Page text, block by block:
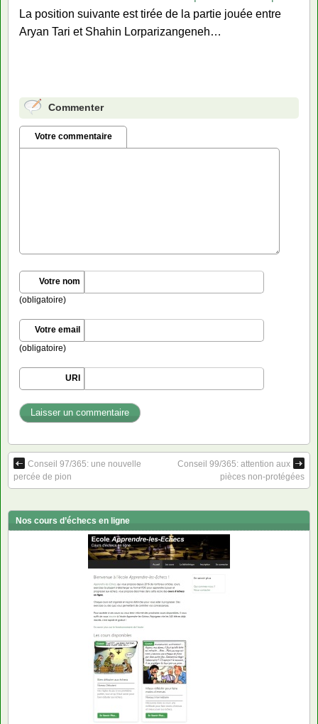
La position suivante est tirée de la partie jouée entre
Aryan Tari et Shahin Lorparizangeneh…
Commenter
Votre commentaire
Votre nom
(obligatoire)
Votre email
(obligatoire)
URI
Conseil 97/365: une nouvelle
percée de pion
Conseil 99/365: attention aux
pièces non-protégées
Nos cours d’échecs en ligne